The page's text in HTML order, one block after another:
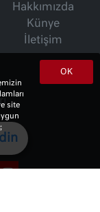
Hakkımızda
Künye
İletişim
OK
site